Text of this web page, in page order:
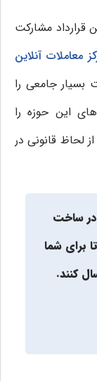
قرارداد مشارکت
معاملات آنلاین
بسیار جامعی را
این حوزه را
قانونی در
در ساخت
برای شما